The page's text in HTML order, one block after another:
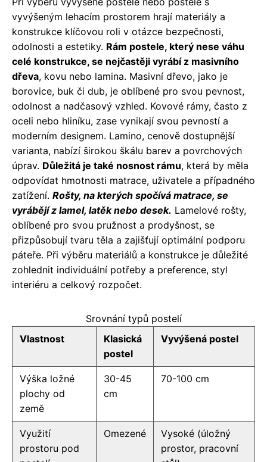
vyvýšeným lehacím prostorem hrají materiály a
konstrukce klíčovou roli v otázce bezpečnosti,
odolnosti a estetiky. Rám postele, který nese váhu
celé konstrukce, se nejčastěji vyrábí z masivního
dřeva, kovu nebo lamina. Masivní dřevo, jako je
borovice, buk či dub, je oblíbené pro svou pevnost,
odolnost a nadčasový vzhled. Kovové rámy, často z
oceli nebo hliníku, zase vynikají svou pevností a
moderním designem. Lamino, cenově dostupnější
varianta, nabízí širokou škálu barev a povrchových
úprav. Důležitá je také nosnost rámu, která by měla
odpovídat hmotnosti matrace, uživatele a případného
zatížení. Rošty, na kterých spočívá matrace, se
vyrábějí z lamel, latěk nebo desek. Lamelové rošty,
oblíbené pro svou pružnost a prodyšnost, se
přizpůsobují tvaru těla a zajišťují optimální podporu
páteře. Při výběru materiálů a konstrukce je důležité
zohlednit individuální potřeby a preference, styl
interiéru a celkový rozpočet.
Srovnání typů postelí
Vlastnost
Klasická
postel
Vyvýšená postel
Výška ložné
plochy od
země
30-45
cm
70-100 cm
Využití
prostoru pod
Omezené
Vysoké (úložný
prostor, pracovní